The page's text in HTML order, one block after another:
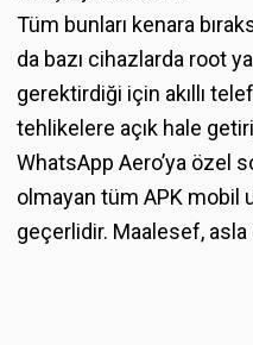
Tüm bunları kenara
da bazı cihazlarda root
gerektirdiği için akıllı
tehlikelere açık hale
WhatsApp Aero’ya özel
olmayan tüm APK mobil
geçerlidir. Maalesef, asla